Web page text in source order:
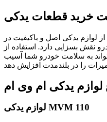
لوازم یدکی اصل و باکیفیت در
نقش بسزایی دارد. استفاده از
به سلامت خودرو شما آسیب
لوازم یدکی ام وی ام
لوازم یدکی MVM 110